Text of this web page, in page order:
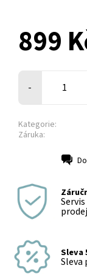
899
-
Kategorie:
Záruka:
Sleva
Sleva